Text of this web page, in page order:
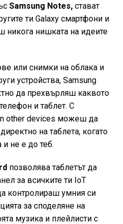
Samsung Notes,стават
ти Galaxy смартфони и
никога нишката на идеите
или снимки на облака и
устройства, Samsung
да прехвърляш каквото
и таблет. С
other devices можеш да
на таблета, когато
не е до теб.
позволява таблетът да
за всичките ти IoT
контролираш умния си
за споделяне на
музика и плейлисти с